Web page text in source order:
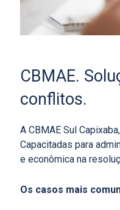
CBMAE.
conflitos.
A CBMAE Sul
Capacitadas para
e econômica na
Os casos mais